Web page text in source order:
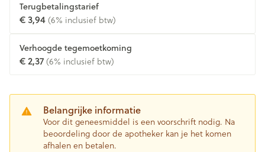
Terugbetalingstarief
€ 3,94(6% inclusief btw)
Verhoogde tegemoetkoming
€ 2,37(6% inclusief btw)
Belangrijke informatie
Voor dit geneesmiddel is een voorschrift nodig. Na
beoordeling door de apotheker kan je het komen
afhalen en betalen.